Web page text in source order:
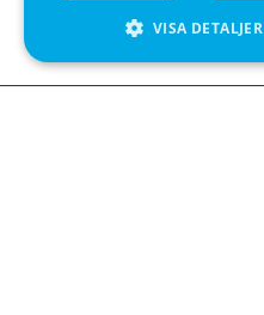
VISA DETALJER